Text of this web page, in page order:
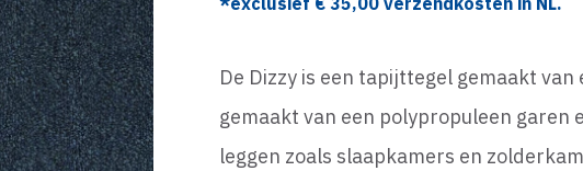
De Dizzy is een tapijttegel gemaakt
gemaakt van een polypropuleen garen
leggen zoals slaapkamers en